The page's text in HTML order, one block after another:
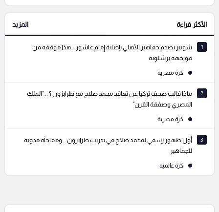
التعليقات السابقة
الأكثر قراءة المزيد
1
شوبير يصدم جماهير الأهلي بإصابة إمام عاشور .. هذا موقفه من
مواجهة برشلونة
كرة مصرية
2
ماذا قالت صحف تركيا عن تعاقد محمد صلاح مع طرابزون ؟ .. "الملك
المصري وصفقة القرن"
كرة مصرية
3
أول ظهور رسمي لمحمد صلاح في تدريب طرابزون .. ومفاجأة مدوية
للجماهير
كرة عالمية